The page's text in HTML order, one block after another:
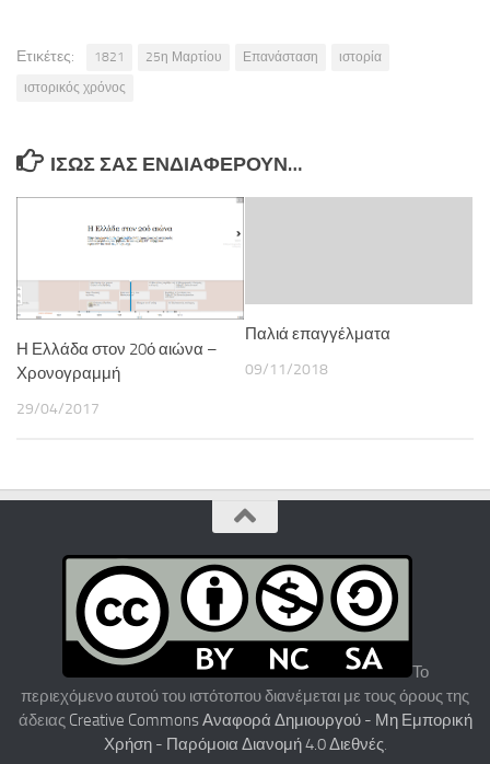
Ετικέτες: 1821 25η Μαρτίου Επανάσταση
ιστορία
ιστορικός χρόνος
ΊΣΩΣ ΣΑΣ ΕΝΔΙΑΦΈΡΟΥΝ…
Η Ελλάδα στον 20ό αιώνα –
Χρονογραμμή
29/04/2017
Παλιά επαγγέλματα
09/11/2018
Το
περιεχόμενο αυτού του ιστότοπου διανέμεται με τους όρους της
άδειας Creative Commons Αναφορά Δημιουργού - Μη Εμπορική
Χρήση - Παρόμοια Διανομή 4.0 Διεθνές.